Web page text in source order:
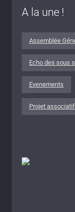
A la une !
Assemblée
Echo des sous
Evenements
Projet associatif